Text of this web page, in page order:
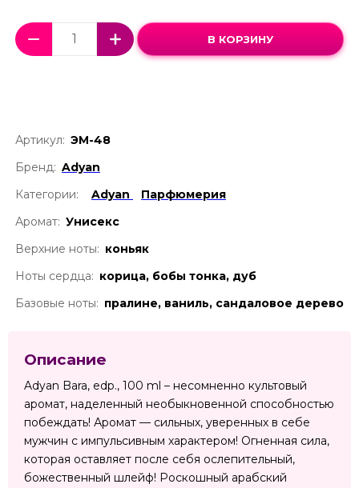
В КОРЗИНУ
Артикул: ЭМ-48
Бренд: Adyan
Категории:
Adyan
Парфюмерия
Аромат: Унисекс
Верхние ноты: коньяк
Ноты сердца: корица, бобы тонка, дуб
Базовые ноты: пралине, ваниль, сандаловое дерево
Описание
Adyan Bara, edp., 100 ml – несомненно культовый
аромат, наделенный необыкновенной способностью
побеждать! Аромат — сильных, уверенных в себе
мужчин с импульсивным характером! Огненная сила,
которая оставляет после себя ослепительный,
божественный шлейф! Роскошный арабский